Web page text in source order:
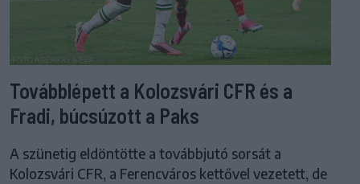
Továbblépett a Kolozsvári CFR és a
Fradi, búcsúzott a Paks
A szünetig eldöntötte a továbbjutó sorsát a
Kolozsvári CFR, a Ferencváros kettővel vezetett, de